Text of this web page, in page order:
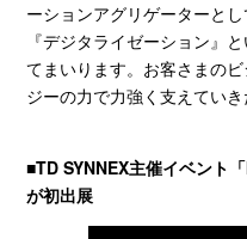
ーションアグリゲーターと
『デジタライゼーション』
てまいります。お客さまの
ジーの力で力強く支えていき
■TD SYNNEX主催イベント「
が初出展